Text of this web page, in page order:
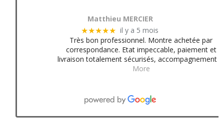
Matthieu MERCIER
★★★★★ il y a 5 mois
Très bon professionnel. Montre achetée par
correspondance. Etat impeccable, paiement et
livraison totalement sécurisés, accompagnement
More